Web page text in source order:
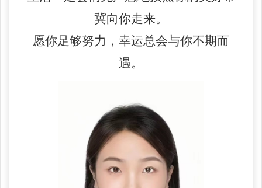
冀向你走来。
愿你足够努力，幸运总会与你不期而
遇。